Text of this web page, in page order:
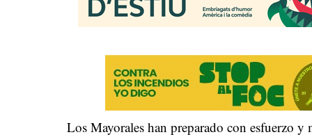
Los Mayorales han preparado con esfuerzo y